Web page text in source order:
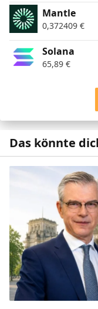
Mantle
0,372409 €
Solana
65,89 €
Das könnte